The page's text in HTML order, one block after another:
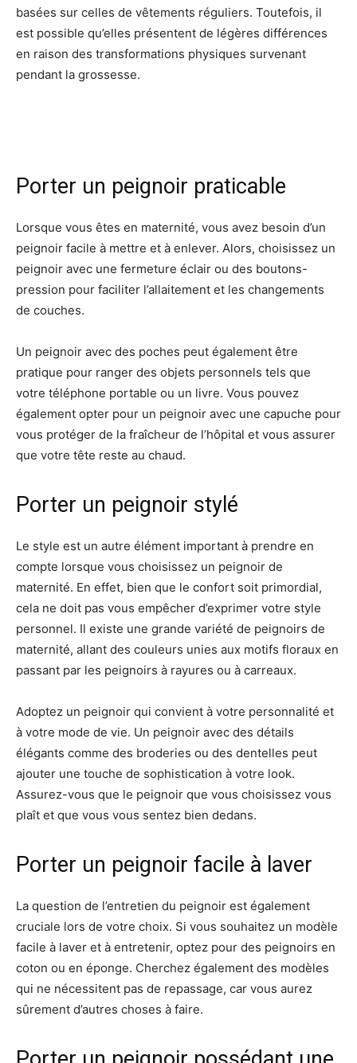
basées sur celles de vêtements réguliers. Toutefois, il
est possible qu’elles présentent de légères différences
en raison des transformations physiques survenant
pendant la grossesse.
Porter un peignoir praticable
Lorsque vous êtes en maternité, vous avez besoin d’un
peignoir facile à mettre et à enlever. Alors, choisissez un
peignoir avec une fermeture éclair ou des boutons-
pression pour faciliter l’allaitement et les changements
de couches.
Un peignoir avec des poches peut également être
pratique pour ranger des objets personnels tels que
votre téléphone portable ou un livre. Vous pouvez
également opter pour un peignoir avec une capuche pour
vous protéger de la fraîcheur de l’hôpital et vous assurer
que votre tête reste au chaud.
Porter un peignoir stylé
Le style est un autre élément important à prendre en
compte lorsque vous choisissez un peignoir de
maternité. En effet, bien que le confort soit primordial,
cela ne doit pas vous empêcher d’exprimer votre style
personnel. Il existe une grande variété de peignoirs de
maternité, allant des couleurs unies aux motifs floraux en
passant par les peignoirs à rayures ou à carreaux.
Adoptez un peignoir qui convient à votre personnalité et
à votre mode de vie. Un peignoir avec des détails
élégants comme des broderies ou des dentelles peut
ajouter une touche de sophistication à votre look.
Assurez-vous que le peignoir que vous choisissez vous
plaît et que vous vous sentez bien dedans.
Porter un peignoir facile à laver
La question de l’entretien du peignoir est également
cruciale lors de votre choix. Si vous souhaitez un modèle
facile à laver et à entretenir, optez pour des peignoirs en
coton ou en éponge. Cherchez également des modèles
qui ne nécessitent pas de repassage, car vous aurez
sûrement d’autres choses à faire.